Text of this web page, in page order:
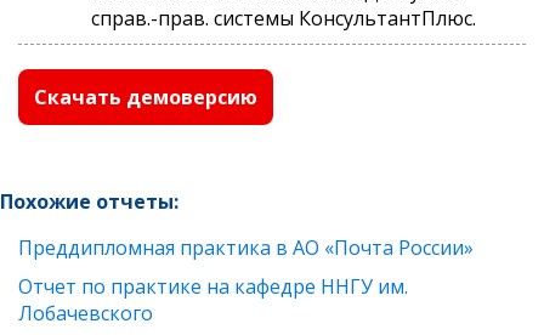
справ.-прав. системы КонсультантПлюс.
Скачать демоверсию
Похожие отчеты:
Преддипломная практика в АО «Почта России»
Отчет по практике на кафедре ННГУ им.
Лобачевского